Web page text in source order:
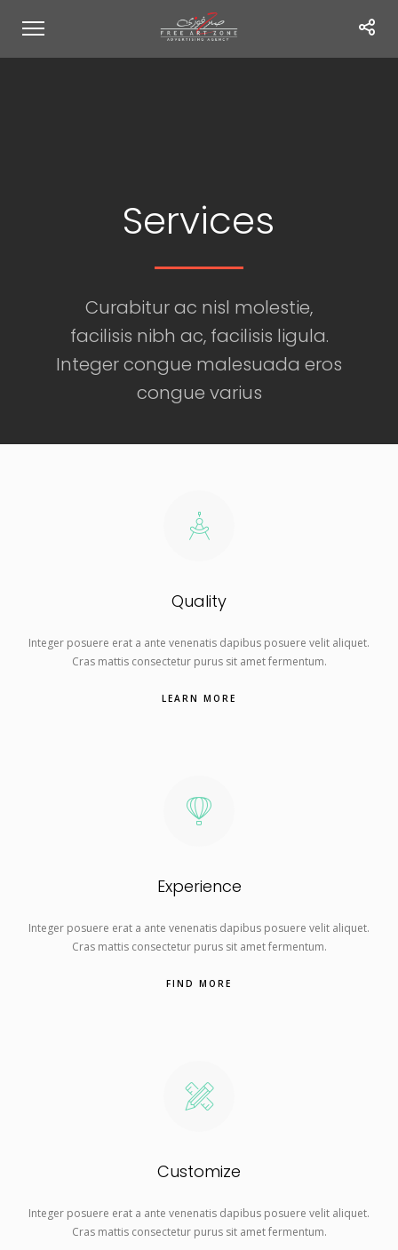
Services
Curabitur ac nisl molestie,
facilisis nibh ac, facilisis ligula.
Integer congue malesuada eros
congue varius
Quality
Integer posuere erat a ante venenatis dapibus posuere velit aliquet.
Cras mattis consectetur purus sit amet fermentum.
LEARN MORE
Experience
Integer posuere erat a ante venenatis dapibus posuere velit aliquet.
Cras mattis consectetur purus sit amet fermentum.
FIND MORE
Customize
Integer posuere erat a ante venenatis dapibus posuere velit aliquet.
Cras mattis consectetur purus sit amet fermentum.